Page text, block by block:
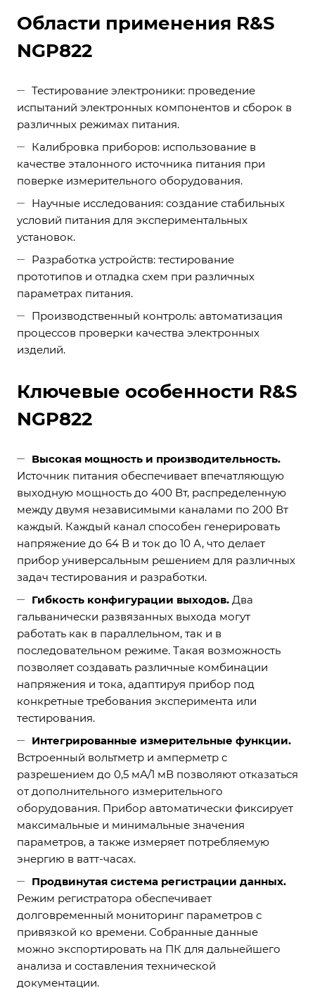
Области применения R&S
NGP822
Тестирование электроники: проведение
испытаний электронных компонентов и сборок в
различных режимах питания.
Калибровка приборов: использование в
качестве эталонного источника питания при
поверке измерительного оборудования.
Научные исследования: создание стабильных
условий питания для экспериментальных
установок.
Разработка устройств: тестирование
прототипов и отладка схем при различных
параметрах питания.
Производственный контроль: автоматизация
процессов проверки качества электронных
изделий.
Ключевые особенности R&S
NGP822
Высокая мощность и производительность.
Источник питания обеспечивает впечатляющую
выходную мощность до 400 Вт, распределенную
между двумя независимыми каналами по 200 Вт
каждый. Каждый канал способен генерировать
напряжение до 64 В и ток до 10 А, что делает
прибор универсальным решением для различных
задач тестирования и разработки.
Гибкость конфигурации выходов. Два
гальванически развязанных выхода могут
работать как в параллельном, так и в
последовательном режиме. Такая возможность
позволяет создавать различные комбинации
напряжения и тока, адаптируя прибор под
конкретные требования эксперимента или
тестирования.
Интегрированные измерительные функции.
Встроенный вольтметр и амперметр с
разрешением до 0,5 мА/1 мВ позволяют отказаться
от дополнительного измерительного
оборудования. Прибор автоматически фиксирует
максимальные и минимальные значения
параметров, а также измеряет потребляемую
энергию в ватт-часах.
Продвинутая система регистрации данных.
Режим регистратора обеспечивает
долговременный мониторинг параметров с
привязкой ко времени. Собранные данные
можно экспортировать на ПК для дальнейшего
анализа и составления технической
документации.